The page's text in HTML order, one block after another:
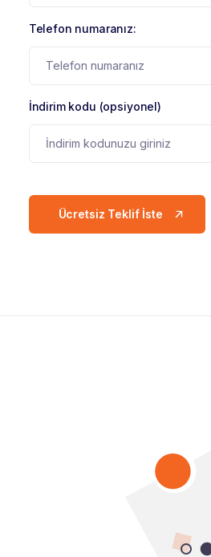
Telefon numaranız:
İndirim kodu (opsiyonel)
Ücretsiz Teklif İste